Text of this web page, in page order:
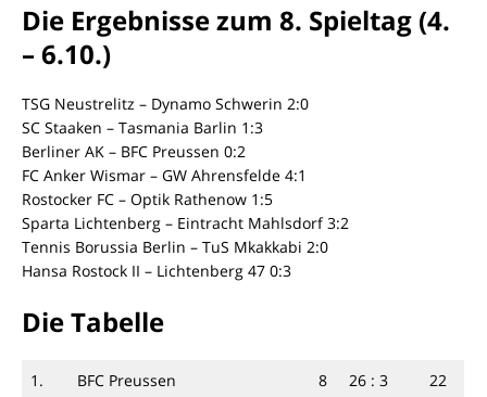
Die Ergebnisse zum 8. Spieltag (4.
– 6.10.)
TSG Neustrelitz – Dynamo Schwerin 2:0
SC Staaken – Tasmania Barlin 1:3
Berliner AK – BFC Preussen 0:2
FC Anker Wismar – GW Ahrensfelde 4:1
Rostocker FC – Optik Rathenow 1:5
Sparta Lichtenberg – Eintracht Mahlsdorf 3:2
Tennis Borussia Berlin – TuS Mkakkabi 2:0
Hansa Rostock II – Lichtenberg 47 0:3
Die Tabelle
1. BFC Preussen 8 26 : 3
22